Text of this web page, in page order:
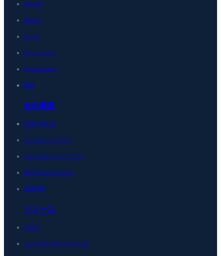
Integrity
Micetro
エッジ
ゲートウェイ
LiveAssurance
製品
会社概要
お問い合わせ
チャネルパートナー
テクノロジーパートナー
MSP Partner Program
採用情報
リソース
ブログ
ニュースとプレスリリース